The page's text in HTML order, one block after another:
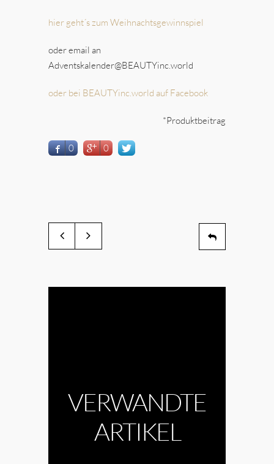
hier geht´s zum Weihnachtsgewinnspiel
oder email an
Adventskalender@BEAUTYinc.world
oder bei BEAUTYinc.world auf Facebook
*Produktbeitrag
0 0
VERWANDTE
ARTIKEL